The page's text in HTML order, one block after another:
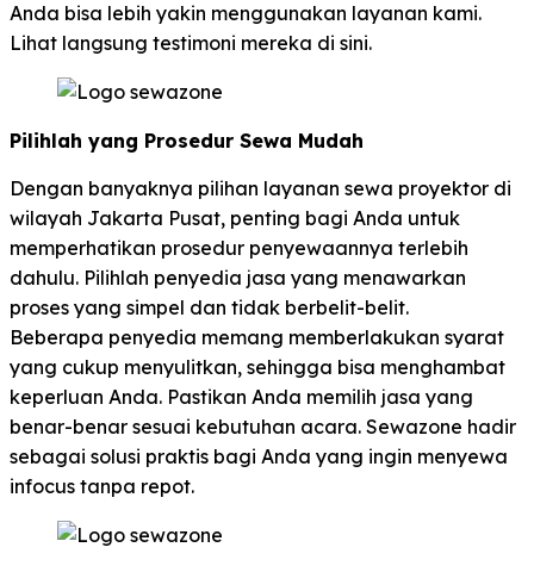
Anda bisa lebih yakin menggunakan layanan kami.
Lihat langsung testimoni mereka di sini.
Pilihlah yang Prosedur Sewa Mudah
Dengan banyaknya pilihan layanan sewa proyektor di
wilayah Jakarta Pusat, penting bagi Anda untuk
memperhatikan prosedur penyewaannya terlebih
dahulu. Pilihlah penyedia jasa yang menawarkan
proses yang simpel dan tidak berbelit-belit.
Beberapa penyedia memang memberlakukan syarat
yang cukup menyulitkan, sehingga bisa menghambat
keperluan Anda. Pastikan Anda memilih jasa yang
benar-benar sesuai kebutuhan acara. Sewazone hadir
sebagai solusi praktis bagi Anda yang ingin menyewa
infocus tanpa repot.